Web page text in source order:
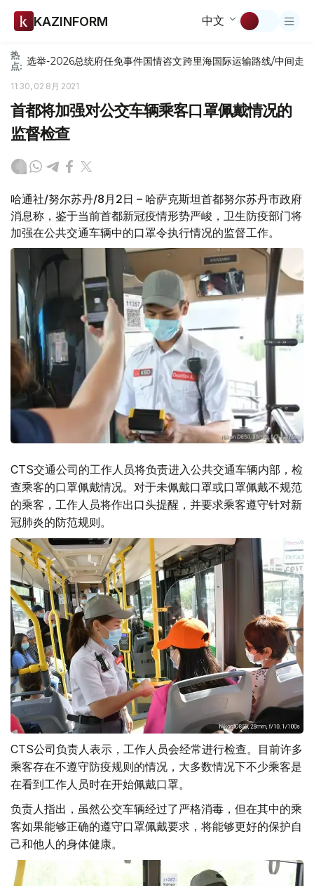
KAZINFORM 中文
热
点: 选举-2026总统府任免事件国情咨文跨里海国际运输路线/中间走廊
11:30, 02 8月 2021
首都将加强对公交车辆乘客口罩佩戴情况的
监督检查
哈通社/努尔苏丹/8月2日 – 哈萨克斯坦首都努尔苏丹市政府
消息称，鉴于当前首都新冠疫情形势严峻，卫生防疫部门将
加强在公共交通车辆中的口罩令执行情况的监督工作。
CTS交通公司的工作人员将负责进入公共交通车辆内部，检
查乘客的口罩佩戴情况。对于未佩戴口罩或口罩佩戴不规范
的乘客，工作人员将作出口头提醒，并要求乘客遵守针对新
冠肺炎的防范规则。
CTS公司负责人表示，工作人员会经常进行检查。目前许多
乘客存在不遵守防疫规则的情况，大多数情况下不少乘客是
在看到工作人员时在开始佩戴口罩。
负责人指出，虽然公交车辆经过了严格消毒，但在其中的乘
客如果能够正确的遵守口罩佩戴要求，将能够更好的保护自
己和他人的身体健康。